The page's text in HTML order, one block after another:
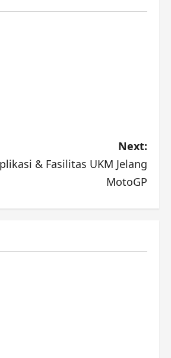
Next:
& Fasilitas UKM Jelang
MotoGP